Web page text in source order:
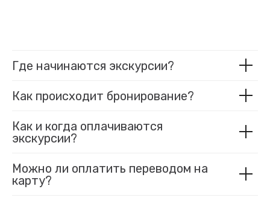
Где начинаются экскурсии?
Как происходит бронирование?
Как и когда оплачиваются
экскурсии?
Можно ли оплатить переводом на
карту?